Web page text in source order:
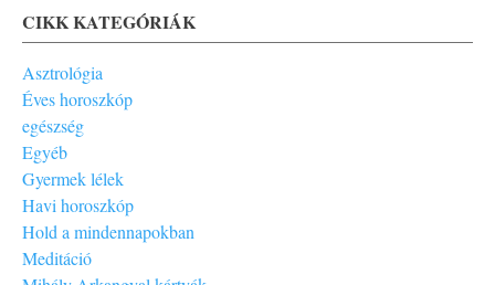
CIKK KATEGÓRIÁK
Asztrológia
Éves horoszkóp
egészség
Egyéb
Gyermek lélek
Havi horoszkóp
Hold a mindennapokban
Meditáció